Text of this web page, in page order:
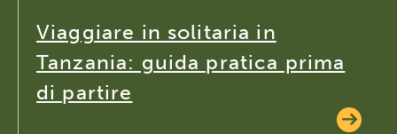
Viaggiare in solitaria in
Tanzania: guida pratica prima
di partire